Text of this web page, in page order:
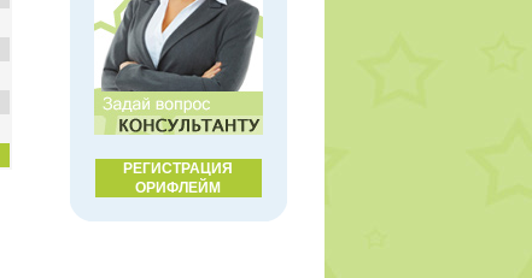
РЕГИСТРАЦИЯ
ОРИФЛЕЙМ